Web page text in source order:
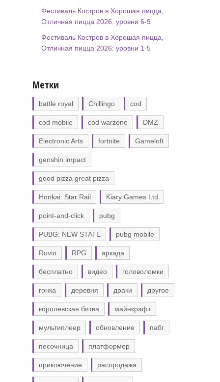
Фестиваль Костров в Хорошая пицца,
Отличная пицца 2026: уровни 6-9
Фестиваль Костров в Хорошая пицца,
Отличная пицца 2026: уровни 1-5
Метки
battle royal Chillingo cod
cod mobile cod warzone DMZ
Electronic Arts fortnite Gameloft
genshin impact
good pizza great pizza
Honkai: Star Rail Kiary Games Ltd
point-and-click pubg
PUBG: NEW STATE pubg mobile
Rovio RPG аркада
бесплатно видео головоломки
гонка деревня драки другое
королевская битва майнкрафт
мультиплеер обновление пабг
песочница платформер
приключение распродажа